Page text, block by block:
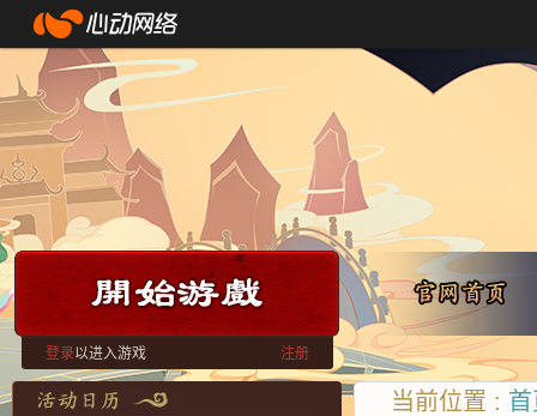
登录以进入游戏 注册
当前位置 :